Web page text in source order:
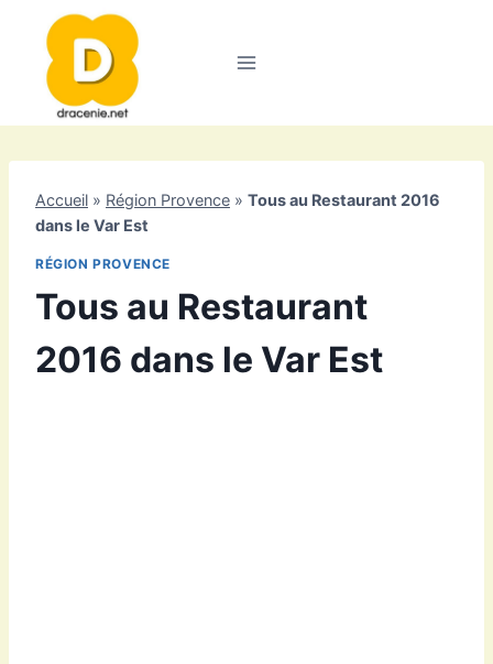
contenu
Accueil » Région Provence » Tous au Restaurant 2016
dans le Var Est
RÉGION PROVENCE
Tous au Restaurant
2016 dans le Var Est